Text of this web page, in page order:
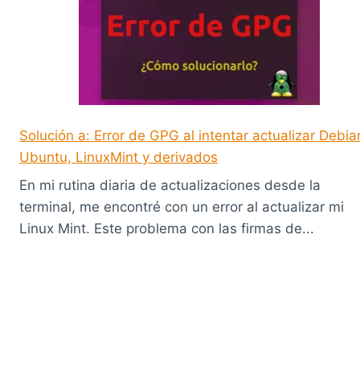
Solución a: Error de GPG al intentar actualizar
Ubuntu, LinuxMint y derivados
En mi rutina diaria de actualizaciones desde la
terminal, me encontré con un error al actualizar mi
Linux Mint. Este problema con las firmas de...